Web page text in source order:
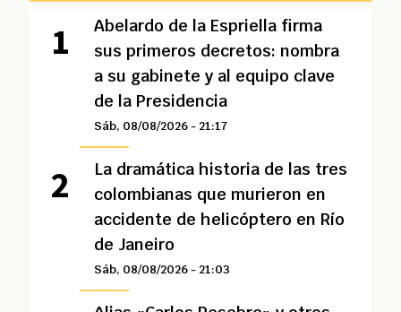
Abelardo de la Espriella firma
sus primeros decretos: nombra
a su gabinete y al equipo clave
de la Presidencia
Sáb, 08/08/2026 - 21:17
La dramática historia de las tres
colombianas que murieron en
accidente de helicóptero en Río
de Janeiro
Sáb, 08/08/2026 - 21:03